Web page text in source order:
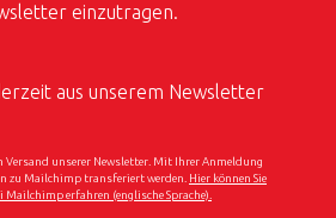
einzutragen.
aus unserem Newsletter
unserer Newsletter. Mit Ihrer Anmeldung
zu Mailchimp transferiert werden. Hier können Sie
erfahren (englische Sprache).